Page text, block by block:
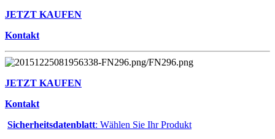
JETZT KAUFEN
Kontakt
JETZT KAUFEN
Kontakt
Sicherheitsdatenblatt: Wählen Sie Ihr Produkt